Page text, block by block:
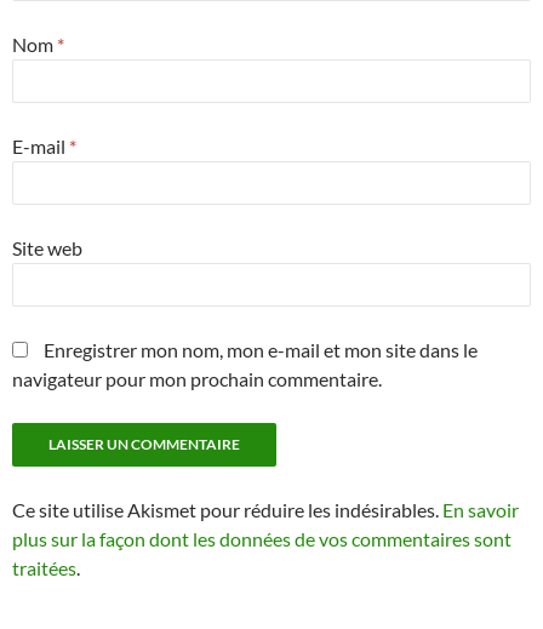
Nom *
E-mail *
Site web
Enregistrer mon nom, mon e-mail et mon site dans le
navigateur pour mon prochain commentaire.
Ce site utilise Akismet pour réduire les indésirables. En savoir
plus sur la façon dont les données de vos commentaires sont
traitées.